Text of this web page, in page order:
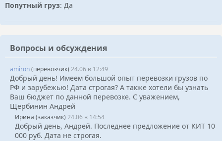
Попутный груз: Да
Вопросы и обсуждения
amiron(перевозчик) 24.06 в 12:49
Добрый день! Имеем большой опыт перевозки грузов по
РФ и зарубежью! Дата строгая? А также хотели бы узнать
Ваш бюджет по данной перевозке. С уважением,
Щербинин Андрей
Ирина (заказчик) 24.06 в 14:54
Добрый день, Андрей. Последнее предложение от КИТ 10
000 руб. Дата не строгая.